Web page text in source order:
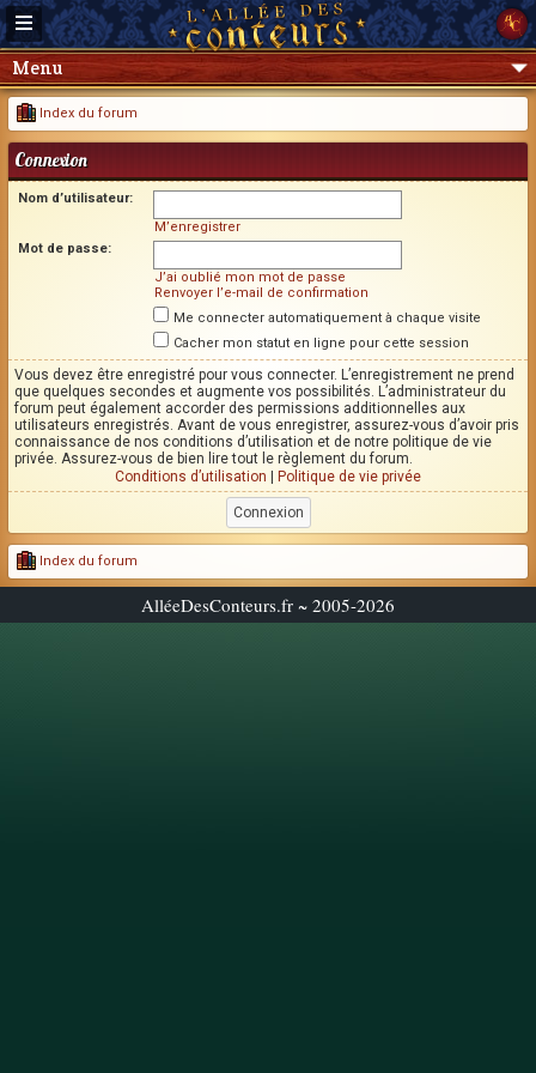
Menu
Index du forum
Connexion
Nom d’utilisateur:
M’enregistrer
Mot de passe:
J’ai oublié mon mot de passe
Renvoyer l’e-mail de confirmation
Me connecter automatiquement à chaque visite
Cacher mon statut en ligne pour cette session
Vous devez être enregistré pour vous connecter. L’enregistrement ne prend
que quelques secondes et augmente vos possibilités. L’administrateur du
forum peut également accorder des permissions additionnelles aux
utilisateurs enregistrés. Avant de vous enregistrer, assurez-vous d’avoir pris
connaissance de nos conditions d’utilisation et de notre politique de vie
privée. Assurez-vous de bien lire tout le règlement du forum.
Conditions d’utilisation
Politique de vie privée
Index du forum
AlléeDesConteurs.fr ~ 2005-2026